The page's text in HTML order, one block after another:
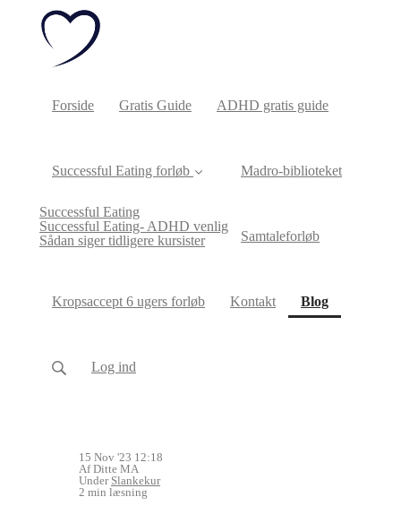
Forside Gratis Guide ADHD gratis guide
Successful Eating forløb
Successful Eating
Successful Eating- ADHD venlig
Sådan siger tidligere kursister
Madro-biblioteket
Samtaleforløb
Kropsaccept 6 ugers forløb Kontakt Blog(current)
Log ind
15 Nov '23 12:18
Af Ditte MA
Under Slankekur
2 min læsning